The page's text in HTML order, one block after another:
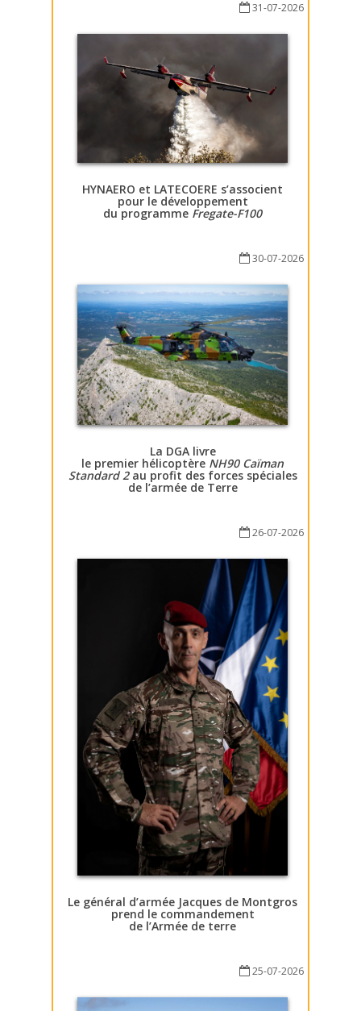
31-07-2026
HYNAERO et LATECOERE s’associent
pour le développement
du programme Fregate-F100
30-07-2026
La DGA livre
le premier hélicoptère NH90 Caïman
Standard 2au profit des forces spéciales
de l’armée de Terre
26-07-2026
Le général d’armée Jacques de Montgros
prend le commandement
de l’Armée de terre
25-07-2026